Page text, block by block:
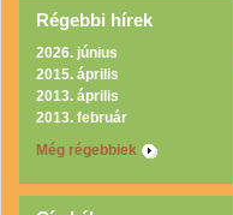
Régebbi hírek
2026. június
2015. április
2013. április
2013. február
Még régebbiek